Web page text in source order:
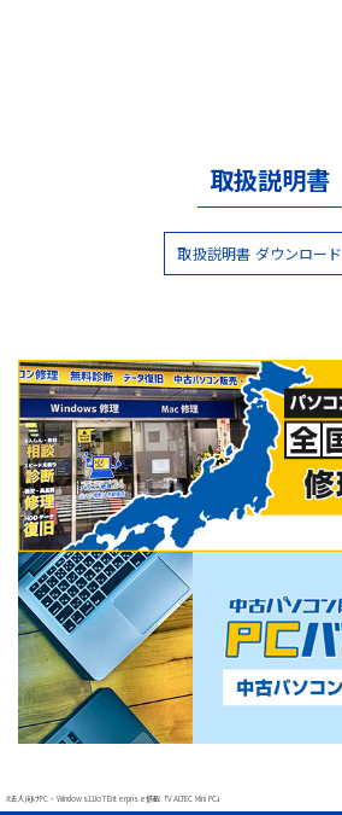
取扱説明書
取扱説明書 ダウンロード
#法人向けPC・Windows11IoT Enterprise搭載「VALTEC Mini PC」